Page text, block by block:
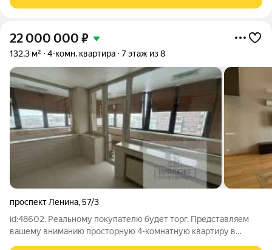
22 000 000 ₽
132,3 м² 4-комн. квартира 7 этаж из 8
проспект Ленина,57/3
id:48602. Реальному покупателю будет торг. Представляем
вашему вниманию просторную 4-комнатную квартиру в